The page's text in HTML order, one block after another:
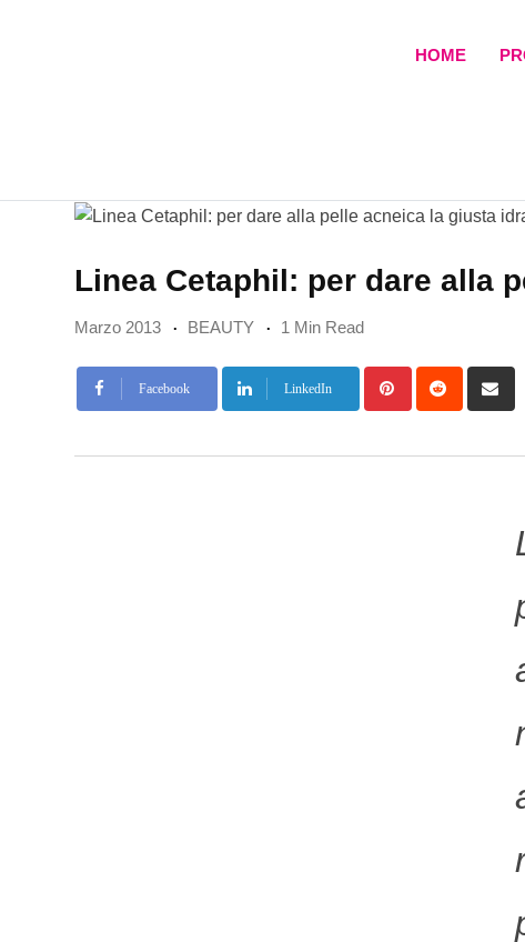
HOME
Linea Cetaphil: per dare alla
Marzo 2013 BEAUTY 1 Min Read
Facebook LinkedIn PinterestReddit
via